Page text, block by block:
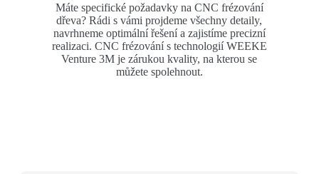
Máte specifické požadavky na CNC frézování
dřeva? Rádi s vámi projdeme všechny detaily,
navrhneme optimální řešení a zajistíme precizní
realizaci. CNC frézování s technologií WEEKE
Venture 3M je zárukou kvality, na kterou se
můžete spolehnout.